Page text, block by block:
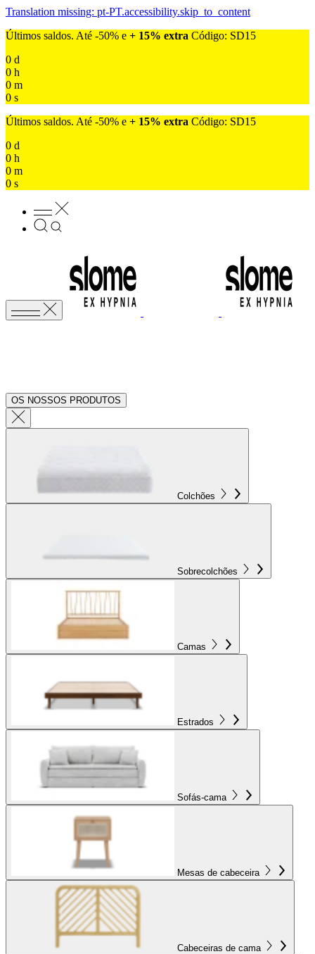
Translation missing: pt-PT.accessibility.skip_to_content
Últimos saldos. Até -50% e + 15% extra Código: SD15
0 d
0 h
0 m
0 s
Últimos saldos. Até -50% e + 15% extra Código: SD15
0 d
0 h
0 m
0 s
OS NOSSOS PRODUTOS
Colchões
Sobrecolchões
Camas
Estrados
Sofás-cama
Mesas de cabeceira
Cabeceiras de cama